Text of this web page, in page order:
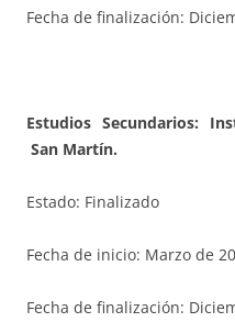
Fecha de finalización:
Estudios Secundarios:
San Martín.
Estado: Finalizado
Fecha de inicio: Marzo de
Fecha de finalización: